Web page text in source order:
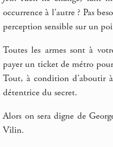
occurrence à l’autre ? Pas
perception sensible sur un
Toutes les armes sont à
payer un ticket de métro
Tout, à condition d’aboutir
détentrice du secret.
Alors on sera digne de
Vilin.